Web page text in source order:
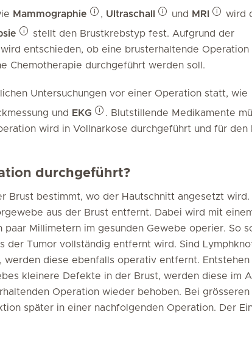
Mammographie , Ultraschall und MRI
wird
stellt den Brustkrebstyp fest. Aufgrund der
entschieden, ob eine brusterhaltende Operation
Chemotherapie durchgeführt werden soll.
Untersuchungen vor einer Operation statt, wie
und
EKG
. Blutstillende Medikamente
wird in Vollnarkose durchgeführt und für den
durchgeführt?
Brust bestimmt, wo der Hautschnitt angesetzt wird.
aus der Brust entfernt. Dabei wird mit
paar Millimetern im gesunden Gewebe operier. So
der Tumor vollständig entfernt wird. Sind
werden diese ebenfalls operativ entfernt. Entstehen
kleinere Defekte in der Brust, werden diese im
Operation wieder behoben. Bei
später in einer nachfolgenden Operation. Der